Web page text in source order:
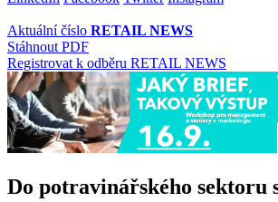
Aktuální číslo RETAIL NEWS
Stáhnout PDF
Registrovat k odběru RETAIL NEWS
Do potravinářského sektoru